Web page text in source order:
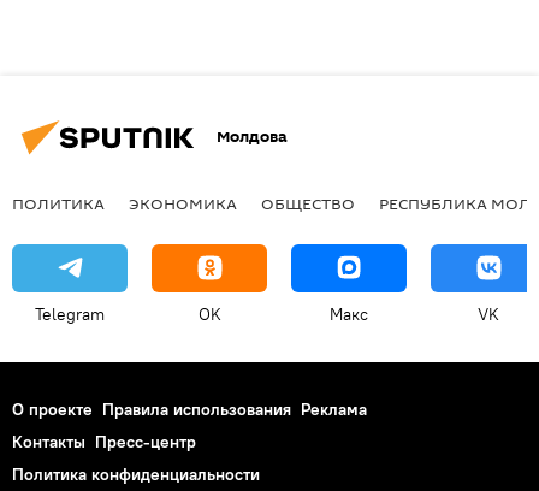
Молдова
ПОЛИТИКА ЭКОНОМИКА ОБЩЕСТВО РЕСПУБЛИКА
Telegram OK Макс VK
О проекте Правила использования Реклама
Контакты Пресс-центр
Политика конфиденциальности